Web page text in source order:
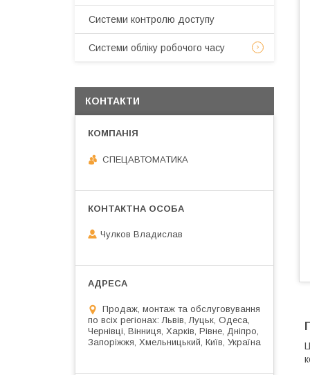
Системи контролю доступу
Системи обліку робочого часу
КОНТАКТИ
СПЕЦАВТОМАТИКА
Чулков Владислав
Продаж, монтаж та обслуговування
по всіх регіонах: Львів, Луцьк, Одеса,
Чернівці, Вінниця, Харків, Рівне, Дніпро,
Запоріжжя, Хмельницький, Київ, Україна